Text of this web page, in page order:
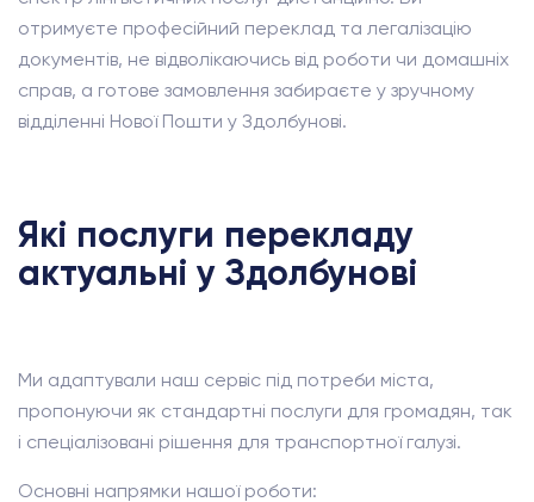
отримуєте професійний переклад та легалізацію
документів, не відволікаючись від роботи чи домашніх
справ, а готове замовлення забираєте у зручному
відділенні Нової Пошти у Здолбунові.
Які послуги перекладу
актуальні у Здолбунові
Ми адаптували наш сервіс під потреби міста,
пропонуючи як стандартні послуги для громадян, так
і спеціалізовані рішення для транспортної галузі.
Основні напрямки нашої роботи: